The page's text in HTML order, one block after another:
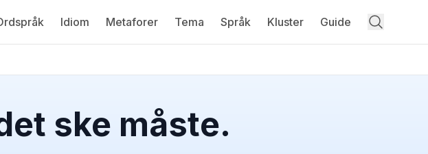
Idiom Metaforer Tema Språk Kluster Guide
ske måste.